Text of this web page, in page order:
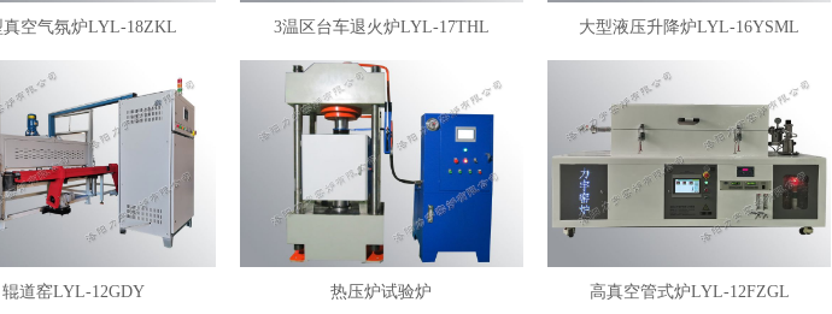
真空气氛炉LYL-18ZKL 3温区台车退火炉LYL-17THL 大型液压升降炉LYL-16YSML
辊道窑LYL-12GDY 热压炉试验炉 高真空管式炉LYL-12FZGL